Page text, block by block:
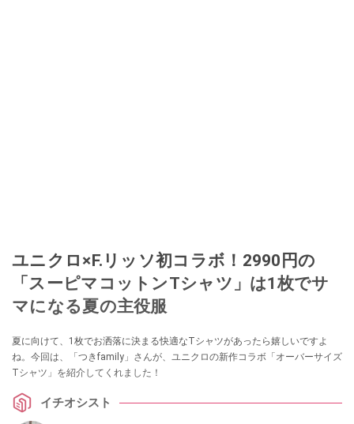
ユニクロ×F.リッソ初コラボ！2990円の
「スーピマコットンTシャツ」は1枚でサ
マになる夏の主役服
夏に向けて、1枚でお洒落に決まる快適なTシャツがあったら嬉しいですよ
ね。今回は、「つきfamily」さんが、ユニクロの新作コラボ「オーバーサイズ
Tシャツ」を紹介してくれました！
イチオシスト